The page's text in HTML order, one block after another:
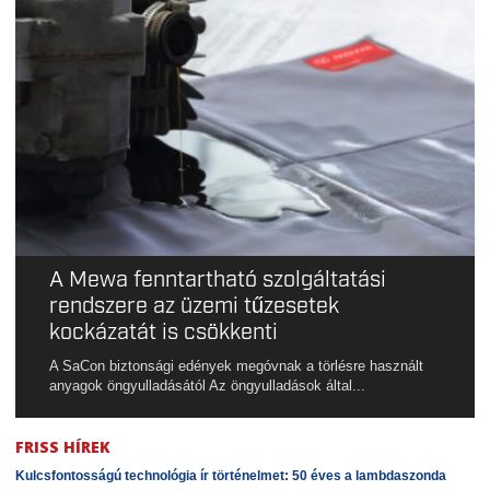
A Mewa fenntartható szolgáltatási
rendszere az üzemi tűzesetek
kockázatát is csökkenti
A SaCon biztonsági edények megóvnak a törlésre használt
anyagok öngyulladásától Az öngyulladások által...
FRISS HÍREK
Kulcsfontosságú technológia ír történelmet: 50 éves a lambdaszonda